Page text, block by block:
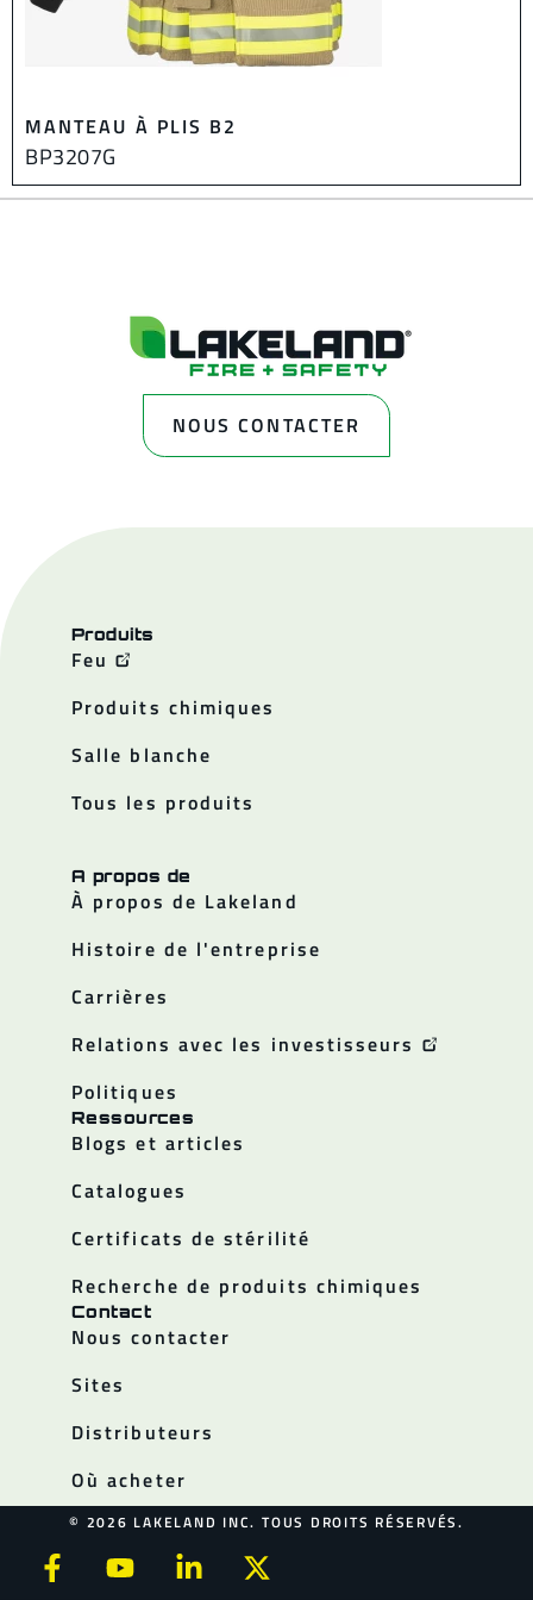
MANTEAU À PLIS B2
BP3207G
NOUS CONTACTER
Produits
Feu
Produits chimiques
Salle blanche
Tous les produits
A propos de
À propos de Lakeland
Histoire de l'entreprise
Carrières
Relations avec les investisseurs
Politiques
Ressources
Blogs et articles
Catalogues
Certificats de stérilité
Recherche de produits chimiques
Contact
Nous contacter
Sites
Distributeurs
Où acheter
© 2026 LAKELAND INC. TOUS DROITS RÉSERVÉS.